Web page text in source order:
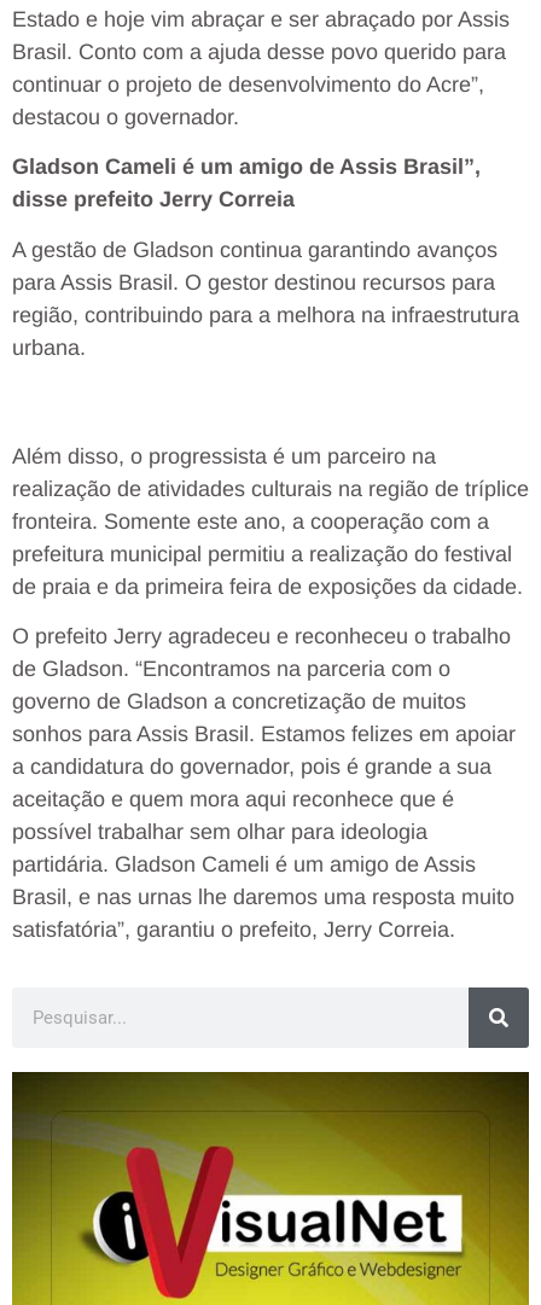
Estado e hoje vim abraçar e ser abraçado por Assis
Brasil. Conto com a ajuda desse povo querido para
continuar o projeto de desenvolvimento do Acre”,
destacou o governador.
Gladson Cameli é um amigo de Assis Brasil”,
disse prefeito Jerry Correia
A gestão de Gladson continua garantindo avanços
para Assis Brasil. O gestor destinou recursos para
região, contribuindo para a melhora na infraestrutura
urbana.
Além disso, o progressista é um parceiro na
realização de atividades culturais na região de tríplice
fronteira. Somente este ano, a cooperação com a
prefeitura municipal permitiu a realização do festival
de praia e da primeira feira de exposições da cidade.
O prefeito Jerry agradeceu e reconheceu o trabalho
de Gladson. “Encontramos na parceria com o
governo de Gladson a concretização de muitos
sonhos para Assis Brasil. Estamos felizes em apoiar
a candidatura do governador, pois é grande a sua
aceitação e quem mora aqui reconhece que é
possível trabalhar sem olhar para ideologia
partidária. Gladson Cameli é um amigo de Assis
Brasil, e nas urnas lhe daremos uma resposta muito
satisfatória”, garantiu o prefeito, Jerry Correia.